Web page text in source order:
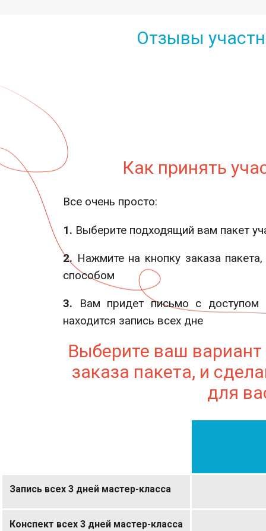
Отзывы
Как принять
Все очень просто:
1. Выберите подходящий вам пакет
2. Нажмите на кнопку заказа
способом
3. Вам придет письмо с доступом
находится запись всех дне
Выберите ваш
заказа пакета, и
для
Запись всех 3 дней мастер-класса
Конспект всех 3 дней мастер-класса